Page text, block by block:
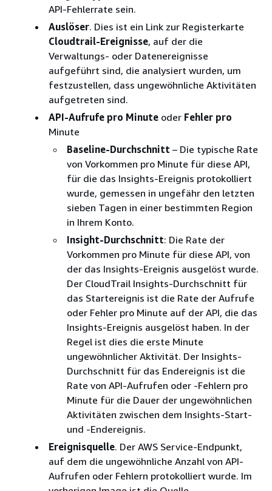
API-Fehlerrate sein.
Auslöser. Dies ist ein Link zur Registerkarte
Cloudtrail-Ereignisse, auf der die
Verwaltungs- oder Datenereignisse
aufgeführt sind, die analysiert wurden, um
festzustellen, dass ungewöhnliche Aktivitäten
aufgetreten sind.
API-Aufrufe pro Minute oder Fehler pro
Minute
Baseline-Durchschnitt – Die typische Rate
von Vorkommen pro Minute für diese API,
für die das Insights-Ereignis protokolliert
wurde, gemessen in ungefähr den letzten
sieben Tagen in einer bestimmten Region
in Ihrem Konto.
Insight-Durchschnitt: Die Rate der
Vorkommen pro Minute für diese API, von
der das Insights-Ereignis ausgelöst wurde.
Der CloudTrail Insights-Durchschnitt für
das Startereignis ist die Rate der Aufrufe
oder Fehler pro Minute auf der API, die das
Insights-Ereignis ausgelöst haben. In der
Regel ist dies die erste Minute
ungewöhnlicher Aktivität. Der Insights-
Durchschnitt für das Endereignis ist die
Rate von API-Aufrufen oder -Fehlern pro
Minute für die Dauer der ungewöhnlichen
Aktivitäten zwischen dem Insights-Start-
und -Endereignis.
Ereignisquelle. Der AWS Service-Endpunkt,
auf dem die ungewöhnliche Anzahl von API-
Aufrufen oder Fehlern protokolliert wurde. Im